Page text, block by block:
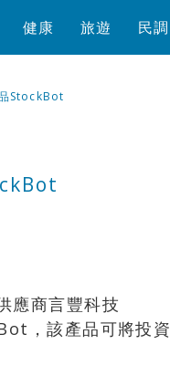
健康 旅遊 民調
StockBot
應商言豐科技
，該產品可將投資